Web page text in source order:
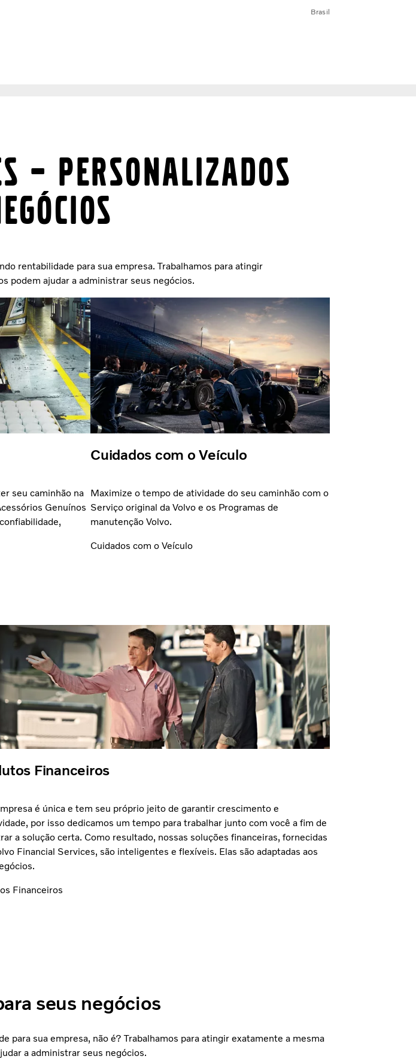
Brasil
– Personalizados
rentabilidade para sua empresa. Trabalhamos para atingir
podem ajudar a administrar seus negócios.
seu caminhão na
Genuínos
Cuidados com o Veículo
Maximize o tempo de atividade do seu caminhão com o
Serviço original da Volvo e os Programas de
manutenção Volvo.
Cuidados com o Veículo
Financeiros
é única e tem seu próprio jeito de garantir crescimento e
por isso dedicamos um tempo para trabalhar junto com você a fim de
a solução certa. Como resultado, nossas soluções financeiras, fornecidas
Financial Services, são inteligentes e flexíveis. Elas são adaptadas aos
Financeiros
seus negócios
sua empresa, não é? Trabalhamos para atingir exatamente a mesma
a administrar seus negócios.